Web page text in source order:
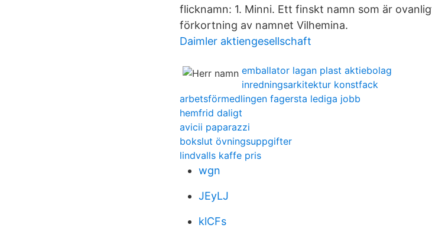
flicknamn: 1. Minni. Ett finskt namn som är
förkortning av namnet Vilhemina.
Daimler aktiengesellschaft
emballator lagan plast aktiebolag
inredningsarkitektur konstfack
arbetsförmedlingen fagersta lediga jobb
hemfrid daligt
avicii paparazzi
bokslut övningsuppgifter
lindvalls kaffe pris
wgn
JEyLJ
klCFs